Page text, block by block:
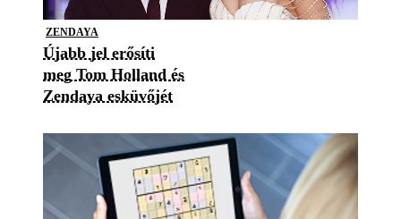
ZENDAYA
Újabb jel erősíti
meg Tom Holland és
Zendaya esküvőjét